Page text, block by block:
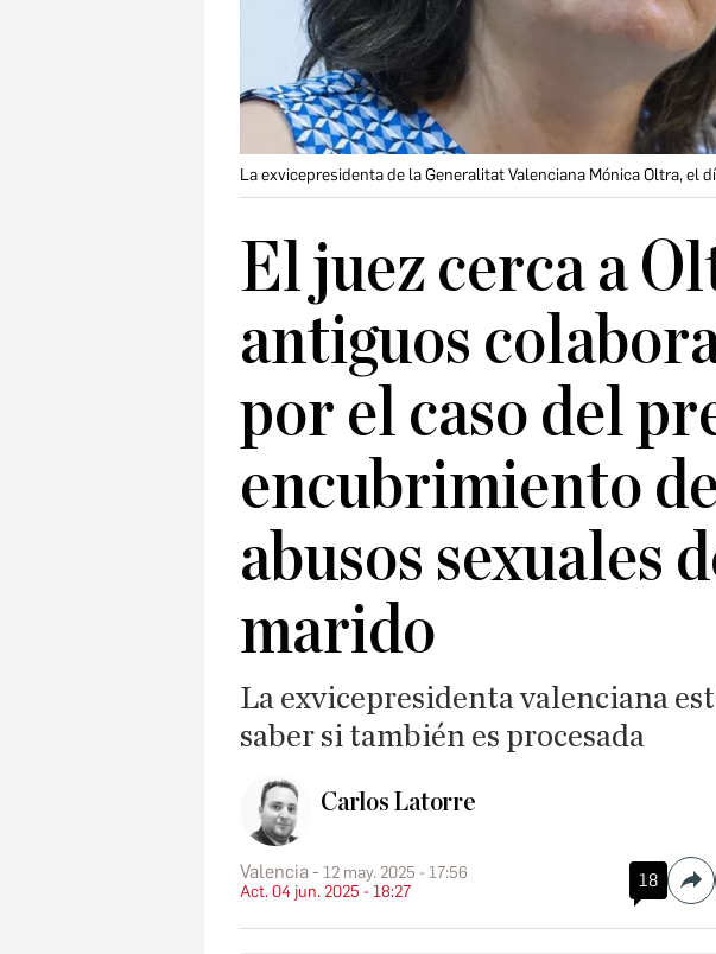
La exvicepresidenta de la Generalitat Valenciana Mónica Oltra, el
El juez cerca a
antiguos
por el caso del
encubrimiento
abusos sexuales
marido
La exvicepresidenta valenciana
saber si también es procesada
Carlos Latorre
Valencia
12 may. 2025 - 17:56
Act. 04 jun. 2025 - 18:27
18